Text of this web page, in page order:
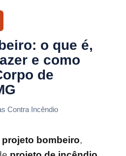
o que é,
e como
de
Contra Incêndio
projeto bombeiro,